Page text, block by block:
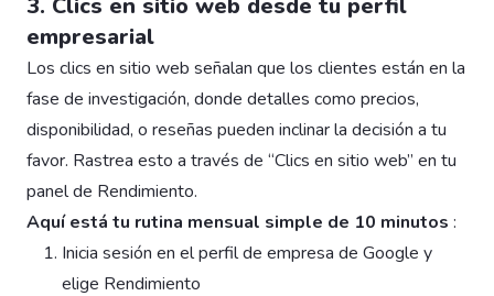
3. Clics en sitio web desde tu perfil
empresarial
Los clics en sitio web señalan que los clientes están en la
fase de investigación, donde detalles como precios,
disponibilidad, o reseñas pueden inclinar la decisión a tu
favor. Rastrea esto a través de “Clics en sitio web” en tu
panel de Rendimiento.
Aquí está tu rutina mensual simple de 10 minutos :
Inicia sesión en el perfil de empresa de Google y
elige Rendimiento